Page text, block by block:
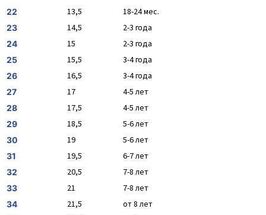
22 13,5 18-24 мес.
23 14,5 2-3 года
24 15 2-3 года
25 15,5 3-4 года
26 16,5 3-4 года
27 17 4-5 лет
28 17,5 4-5 лет
29 18,5 5-6 лет
30 19 5-6 лет
31 19,5 6-7 лет
32 20,5 7-8 лет
33 21 7-8 лет
34 21,5 от 8 лет